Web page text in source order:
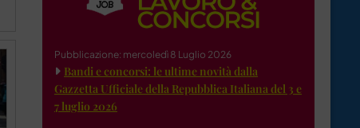
Pubblicazione: mercoledì 8 Luglio 2026
Bandi e concorsi: le ultime novità dalla
Gazzetta Ufficiale della Repubblica Italiana del 3 e
7 luglio 2026